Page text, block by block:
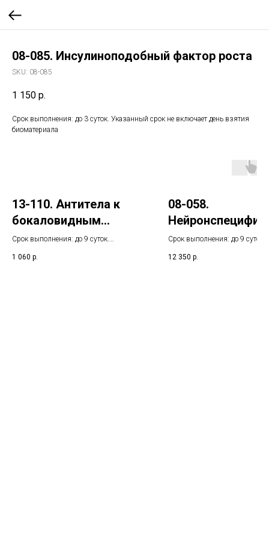
08-085. Инсулиноподобный фактор роста
SKU: 08-085
1 150 р.
Срок выполнения: до 3 суток. Указанный срок не включает день взятия
биоматериала
13-110. Антитела к
бокаловидным
клеткам кишечника,
IgG
Срок выполнения: до 9 суток.
взятия биоматериала
1 060 р.
08-058.
энолаза (NSE)
Срок выполнения: до 9 суток.
взятия биоматериала
12 350 р.